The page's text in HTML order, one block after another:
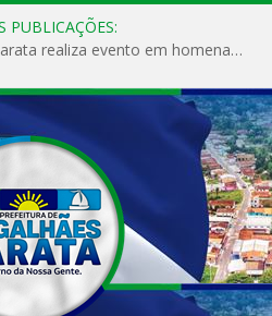
PUBLICAÇÕES:
Prefeitura de Magalhães Barata realiza evento em homenagem ao Dia Internacional da Mulher